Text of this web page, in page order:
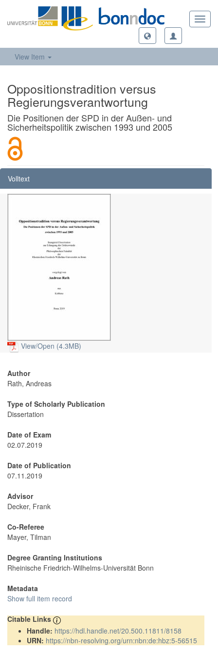
View Item
Oppositionstradition versus
Regierungsverantwortung
Die Positionen der SPD in der Außen- und
Sicherheitspolitik zwischen 1993 und 2005
Volltext
View/Open (4.3MB)
Author
Rath, Andreas
Type of Scholarly Publication
Dissertation
Date of Exam
02.07.2019
Date of Publication
07.11.2019
Advisor
Decker, Frank
Co-Referee
Mayer, Tilman
Degree Granting Institutions
Rheinische Friedrich-Wilhelms-Universität Bonn
Metadata
Show full item record
Citable Links
Handle: https://hdl.handle.net/20.500.11811/8158
URN: https://nbn-resolving.org/urn:nbn:de:hbz:5-56515